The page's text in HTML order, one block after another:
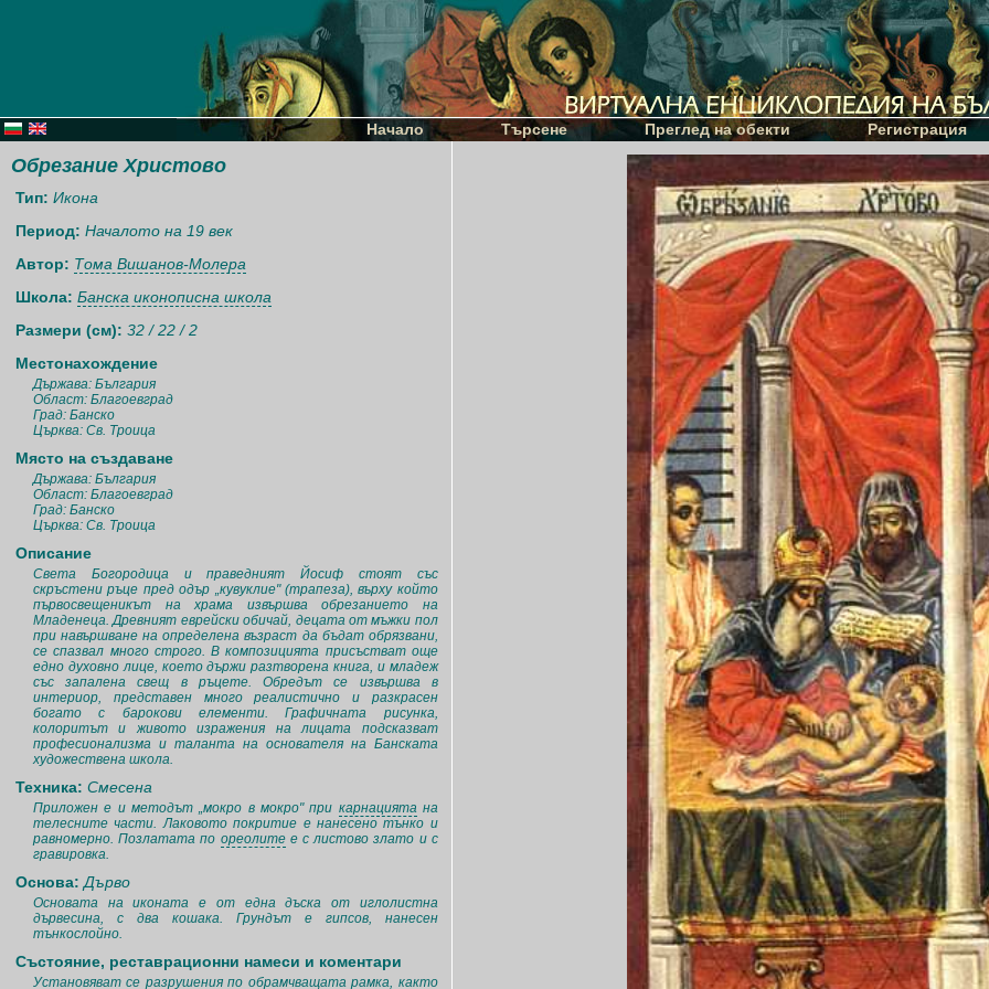
Начало Търсене Преглед на обекти Регистрация
Обрезание Христово
Тип: Икона
Период: Началото на 19 век
Автор: Тома Вишанов-Молера
Школа: Банска иконописна школа
Размери (см): 32 / 22 / 2
Местонахождение
Държава: България
Област: Благоевград
Град: Банско
Църква: Св. Троица
Място на създаване
Държава: България
Област: Благоевград
Град: Банско
Църква: Св. Троица
Описание
Света Богородица и праведният Йосиф стоят със
скръстени ръце пред одър „кувуклие" (трапеза), върху който
първосвещеникът на храма извършва обрезанието на
Младенеца. Древният еврейски обичай, децата от мъжки пол
при навършване на определена възраст да бъдат обрязвани,
се спазвал много строго. В композицията присъстват още
едно духовно лице, което държи разтворена книга, и младеж
със запалена свещ в ръцете. Обредът се извършва в
интериор, представен много реалистично и разкрасен
богато с барокови елементи. Графичната рисунка,
колоритът и живото изражения на лицата подсказват
професионализма и таланта на основателя на Банската
художествена школа.
Техника: Смесена
Приложен е и методът „мокро в мокро" при карнациятана
телесните части. Лаковото покритие е нанесено тънко и
равномерно. Позлатата по ореолитее с листово злато и с
гравировка.
Основа: Дърво
Основата на иконата е от една дъска от иглолистна
дървесина, с два кошака. Грундът е гипсов, нанесен
тънкослойно.
Състояние, реставрационни намеси и коментари
Установяват се разрушения по обрамчващата рамка, както